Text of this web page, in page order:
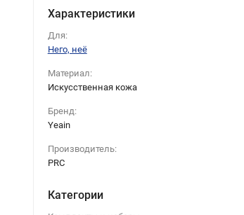
Характеристики
Для:
Него, неё
Материал:
Искусственная кожа
Бренд:
Yeain
Производитель:
PRC
Категории